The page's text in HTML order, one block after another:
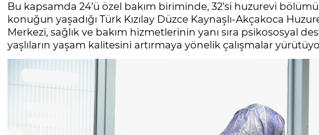
Bu kapsamda 24’ü özel bakım biriminde, 32’si huzurevi
konuğun yaşadığı Türk Kızılay Düzce Kaynaşlı-Akçakoca
Merkezi, sağlık ve bakım hizmetlerinin yanı sıra psikososyal
yaşlıların yaşam kalitesini artırmaya yönelik çalışmalar